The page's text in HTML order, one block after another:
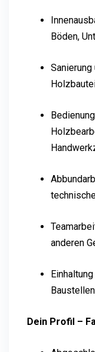
Böden,
anderen
Dein Profil –